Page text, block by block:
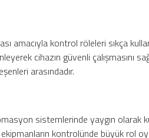
amacıyla kontrol röleleri sıkça
cihazın güvenli çalışmasını
arasındadır.
sistemlerinde yaygın olarak
kontrolünde büyük rol